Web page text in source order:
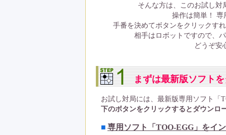
そんな方は、このお試し対
操作は簡単！ 専
手番を決めてボタンをクリックす
相手はロボットですので、
どうぞ安
まずは最新版ソフト
お試し対局には、最新版専用ソフト「
下のボタンをクリックするとダウンロ
■ 専用ソフト「TOO-EGG」をイ